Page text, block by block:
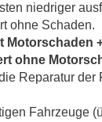
niedriger
ohne Schaden.
Motorschaden
ohne
Reparatur der
Fahrzeuge